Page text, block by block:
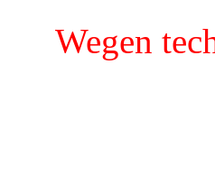
Wegen